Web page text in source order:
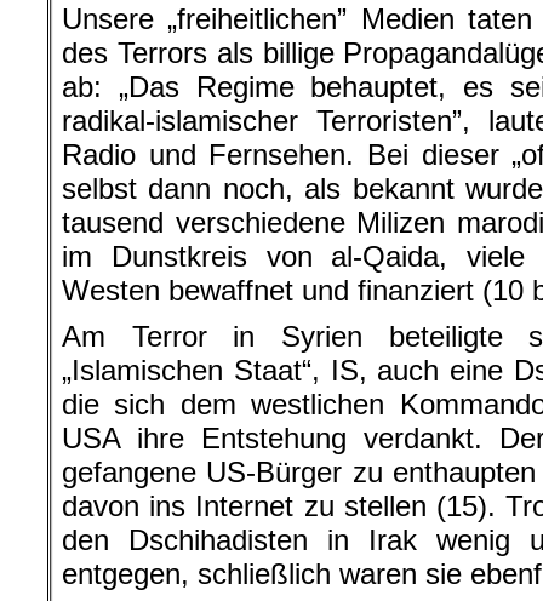
Unsere „freiheitlichen” Medien
des Terrors als billige
ab: „Das Regime behauptet, es
radikal-islamischer Terroristen”,
Radio und Fernsehen. Bei dieser
selbst dann noch, als bekannt
tausend verschiedene Milizen
im Dunstkreis von al-Qaida,
Westen bewaffnet und finanziert (10
Am Terror in Syrien beteiligte
„Islamischen Staat“, IS, auch eine
die sich dem westlichen
USA ihre Entstehung verdankt.
gefangene US-Bürger zu
davon ins Internet zu stellen (15).
den Dschihadisten in Irak wenig
entgegen, schließlich waren sie